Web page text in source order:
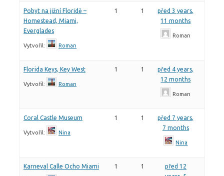
Pobyt na jižní Floridě –
Homestead, Miami,
Everglades
Vytvořil: Roman
1 1
před 3 years,
11 months
Roman
Florida Keys, Key West
Vytvořil: Roman
1 1
před 4 years,
12 months
Roman
Coral Castle Museum
Vytvořil: Nina
1 1
před 7 years,
7 months
Nina
Karneval Calle Ocho Miami 1 1
před 12